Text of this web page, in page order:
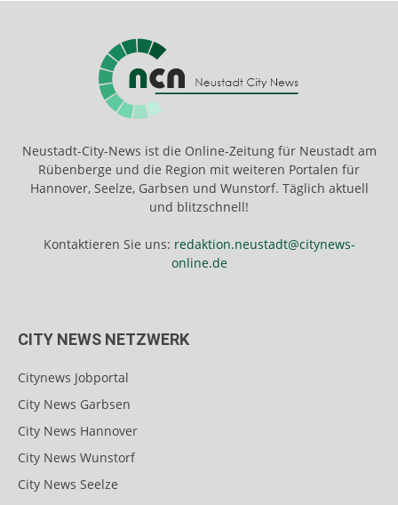
Neustadt-City-News ist die Online-Zeitung für Neustadt am
Rübenberge und die Region mit weiteren Portalen für
Hannover, Seelze, Garbsen und Wunstorf. Täglich aktuell
und blitzschnell!
Kontaktieren Sie uns: redaktion.neustadt@citynews-
online.de
CITY NEWS NETZWERK
Citynews Jobportal
City News Garbsen
City News Hannover
City News Wunstorf
City News Seelze